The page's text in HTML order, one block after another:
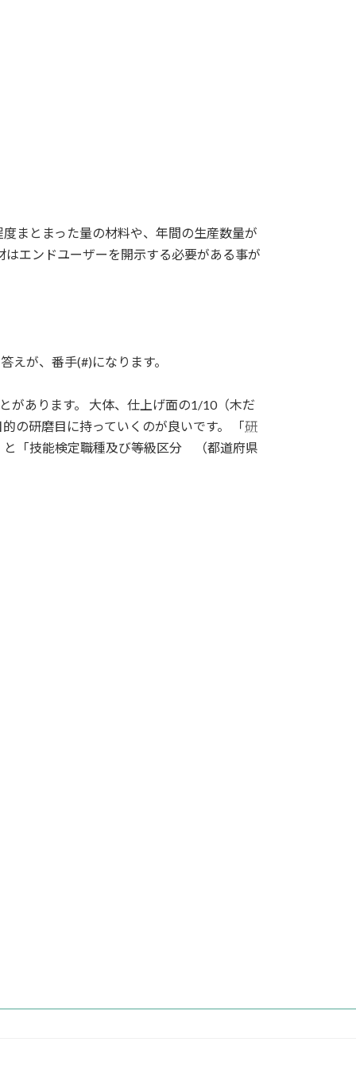
まとまった量の材料や、年間の生産数量が
エンドユーザーを開示する必要がある事が
えが、番手(#)になります。
があります。 大体、仕上げ面の1/10（木だ
の研磨目に持っていくのが良いです。 「研
と「技能検定職種及び等級区分 （都道府県